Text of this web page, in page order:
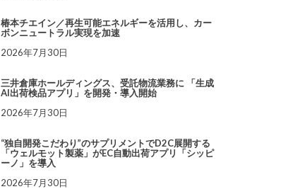
椿本チエイン／再生可能エネルギーを活用し、カー
ボンニュートラル実現を加速
2026年7月30日
三井倉庫ホールディングス、受託物流業務に 「生成
AI出荷検品アプリ」を開発・導入開始
2026年7月30日
“独自開発こだわり”のサプリメントでD2C展開する
「ウェルモット製薬」がEC自動出荷アプリ「シッピ
ーノ」を導入
2026年7月30日